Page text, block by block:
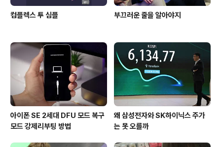
컴플렉스 투 심플 부끄러운 줄을 알아야지
아이폰 SE 2세대 DFU 모드 복구
모드 강제리부팅 방법
왜 삼성전자와 SK하이닉스 주가
는 못 오를까